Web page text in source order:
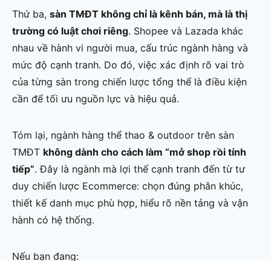
Thứ ba, sàn TMĐT không chỉ là kênh bán, mà là thị
trường có luật chơi riêng. Shopee và Lazada khác
nhau về hành vi người mua, cấu trúc ngành hàng và
mức độ cạnh tranh. Do đó, việc xác định rõ vai trò
của từng sàn trong chiến lược tổng thể là điều kiện
cần để tối ưu nguồn lực và hiệu quả.
Tóm lại, ngành hàng thể thao & outdoor trên sàn
TMĐT không dành cho cách làm “mở shop rồi tính
tiếp”. Đây là ngành mà lợi thế cạnh tranh đến từ tư
duy chiến lược Ecommerce: chọn đúng phân khúc,
thiết kế danh mục phù hợp, hiểu rõ nền tảng và vận
hành có hệ thống.
Nếu bạn đang: